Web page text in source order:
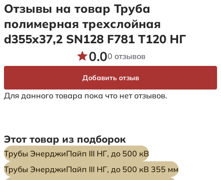
Отзывы на товар Труба
полимерная трехслойная
d355х37,2 SN128 F781 Т120 НГ
Для данного товара пока что нет отзывов.
0.00 отзывов
Добавить отзыв
Этот товар из подборок
Трубы ЭнерджиПайп III НГ, до 500 кВ
Трубы ЭнерджиПайп III НГ, до 500 кВ 355 мм